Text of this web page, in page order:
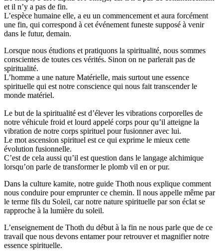
et il n’y a pas de fin.
L’espèce humaine elle, a eu un commencement et aura forcément
une fin, qui correspond à cet événement funeste supposé à venir
dans le futur, demain.
Lorsque nous étudions et pratiquons la spiritualité, nous sommes
conscientes de toutes ces vérités. Sinon on ne parlerait pas de
spiritualité.
L’homme a une nature Matérielle, mais surtout une essence
spirituelle qui est notre conscience qui nous fait transcender le
monde matériel.
Le but de la spiritualité est d’élever les vibrations corporelles de
notre véhicule froid et lourd appelé corps pour qu’il atteigne la
vibration de notre corps spirituel pour fusionner avec lui.
Le mot ascension spirituel est ce qui exprime le mieux cette
évolution fusionnelle.
C’est de cela aussi qu’il est question dans le langage alchimique
lorsqu’on parle de transformer le plomb vil en or pur.
Dans la culture kamite, notre guide Thoth nous explique comment
nous conduire pour emprunter ce chemin. Il nous appelle même par
le terme fils du Soleil, car notre nature spirituelle par son éclat se
rapproche à la lumière du soleil.
L’enseignement de Thoth du début à la fin ne nous parle que de ce
travail que nous devons entamer pour retrouver et magnifier notre
essence spirituelle.